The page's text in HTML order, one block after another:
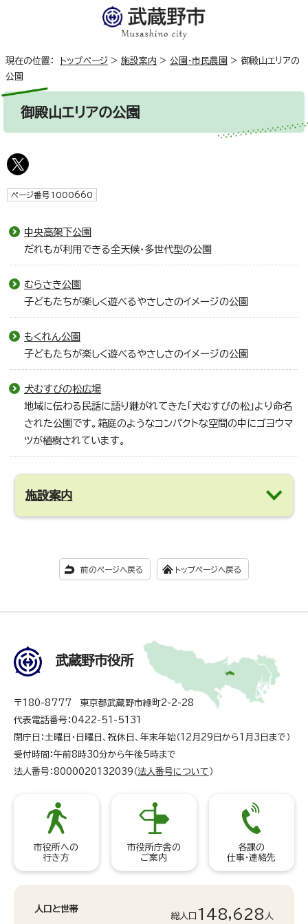
現在の位置： トップページ > 施設案内 > 公園・市民農園 > 御殿山エリアの
公園
御殿山エリアの公園
ページ番号1000660
中央高架下公園
だれもが利用できる全天候・多世代型の公園
むらさき公園
子どもたちが楽しく遊べるやさしさのイメージの公園
もくれん公園
子どもたちが楽しく遊べるやさしさのイメージの公園
犬むすびの松広場
地域に伝わる民話に語り継がれてきた「犬むすびの松」より命名
された公園です。箱庭のようなコンパクトな空間の中にゴヨウマ
ツが植樹されています。
施設案内
前のページへ戻る トップページへ戻る
武蔵野市役所
〒180-8777 東京都武蔵野市緑町2-2-28
代表電話番号：0422-51-5131
閉庁日：土曜日・日曜日、祝休日、年末年始（12月29日から1月3日まで）
受付時間：午前8時30分から午後5時まで
法人番号：8000020132039（ 法人番号について ）
市役所への
行き方
市役所庁舎の
ご案内
各課の
仕事・連絡先
人口と世帯
総人口 148,628 人